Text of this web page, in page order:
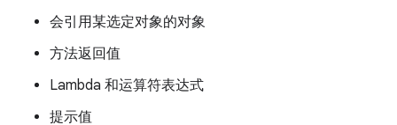
会引用某选定对象的对象
方法返回值
Lambda 和运算符表达式
提示值